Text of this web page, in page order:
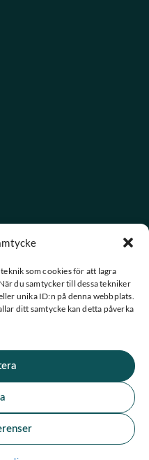
som cookies för att lagra
du samtycker till dessa tekniker
unika ID:n på denna webbplats.
ditt samtycke kan detta påverka